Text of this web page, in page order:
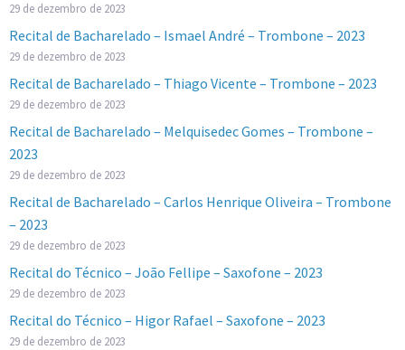
29 de dezembro de 2023
Recital de Bacharelado – Ismael André – Trombone – 2023
29 de dezembro de 2023
Recital de Bacharelado – Thiago Vicente – Trombone – 2023
29 de dezembro de 2023
Recital de Bacharelado – Melquisedec Gomes – Trombone –
2023
29 de dezembro de 2023
Recital de Bacharelado – Carlos Henrique Oliveira – Trombone
– 2023
29 de dezembro de 2023
Recital do Técnico – João Fellipe – Saxofone – 2023
29 de dezembro de 2023
Recital do Técnico – Higor Rafael – Saxofone – 2023
29 de dezembro de 2023